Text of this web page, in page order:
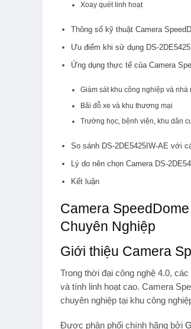
Xoay quét linh hoạt
Thông số kỹ thuật Camera
Ưu điểm khi sử dụng DS-
Ứng dụng thực tế của Camera
Giám sát khu công nghiệp và nhà
Bãi đỗ xe và khu thương mại
Trường học, bệnh viện, khu dân
So sánh DS-2DE5425IW-AE với
Lý do nên chọn Camera DS-
Kết luận
Camera
Chuyên Nghiệp
Giới thiệu Camera
Trong thời đại công nghệ 4.0,
và tính linh hoạt cao. Camera
chuyên nghiệp tại khu công
Được phân phối chính hãng bởi